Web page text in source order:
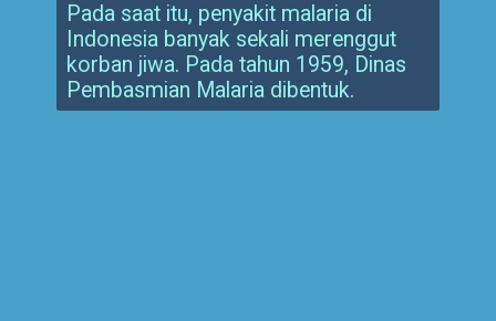
Pada saat itu, penyakit malaria di
Indonesia banyak sekali merenggut
korban jiwa. Pada tahun 1959, Dinas
Pembasmian Malaria dibentuk.